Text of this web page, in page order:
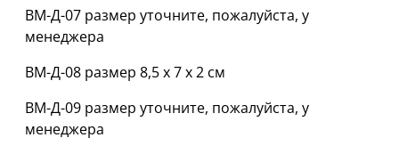
ВМ-Д-07 размер уточните, пожалуйста, у
менеджера
ВМ-Д-08 размер 8,5 х 7 х 2 см
ВМ-Д-09 размер уточните, пожалуйста, у
менеджера